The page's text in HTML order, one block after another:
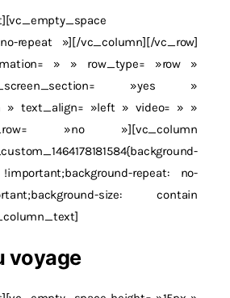
repeat »][/vc_column][/vc_row]
» » row_type= »row »
»yes »
» text_align= »left » video= » »
»no »][vc_column
repeat: no-
size: contain
voyage